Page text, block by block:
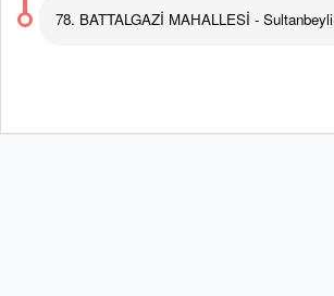
78. BATTALGAZİ MAHALLESİ - Sultanbeyli